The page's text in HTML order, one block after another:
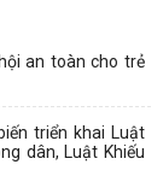
an toàn cho trẻ
triển khai Luật
dân, Luật Khiếu